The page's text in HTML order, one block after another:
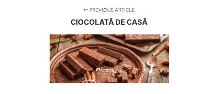
PREVIOUS ARTICLE
CIOCOLATĂ DE CASĂ